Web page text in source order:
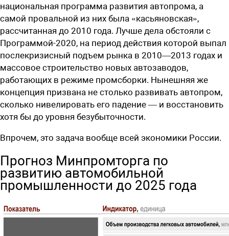
национальная программа развития автопрома, а
самой провальной из них была «касьяновская»,
рассчитанная до 2010 года. Лучше дела обстояли с
Программой-2020, на период действия которой выпал
послекризисный ­подъем рынка в 2010—2013 годах и
массовое строительство новых автозаводов,
работающих в режиме промсборки. Нынешняя же
концепция призвана не столько развивать автопром,
сколько нивелировать его падение — и восстановить
хотя бы до уровня безубыточности.
Впрочем, это задача вообще всей ­экономики России.
Прогноз Минпромторга по
развитию автомобильной
промышленности до 2025 года